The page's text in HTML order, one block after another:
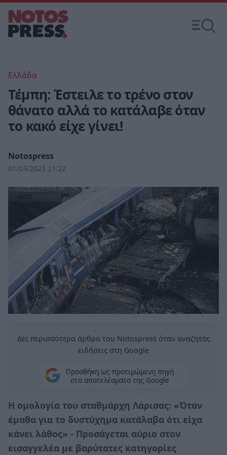
Ελλάδα
Τέμπη: Έστειλε το τρένο στον
θάνατο αλλά το κατάλαβε όταν
το κακό είχε γίνει!
Notospress
01/03/2023 21:22
Δες περισσότερα άρθρα του Notospress όταν αναζητάς
ειδήσεις στη Google
Προσθήκη ως προτιμώμενη πηγή
στα αποτελέσματα της Google
Η ομολογία του σταθμάρχη Λάρισας: «Όταν
έμαθα για το δυστύχημα κατάλαβα ότι είχα
κάνει λάθος» - Προσάγεται αύριο στον
εισαγγελέα με βαρύτατες κατηγορίες